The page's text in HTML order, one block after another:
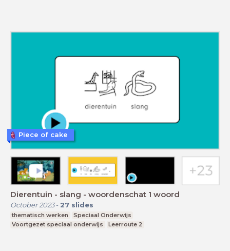
Dierentuin - slang - woordenschat 1 woord
October 2023- 27 slides
thematisch werken
Speciaal Onderwijs
Voortgezet speciaal onderwijs
Leerroute 2
Piece of cake